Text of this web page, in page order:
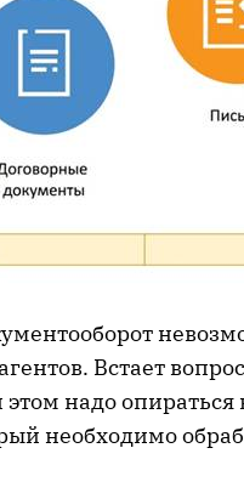
Встает вопрос
этом надо
необходимо